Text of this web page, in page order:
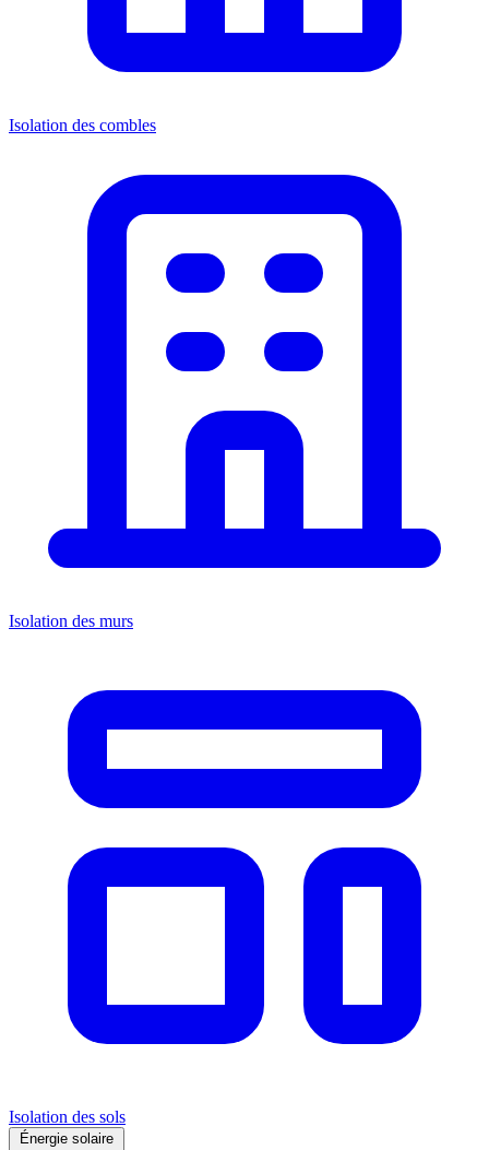
Isolation des combles
Isolation des murs
Isolation des sols